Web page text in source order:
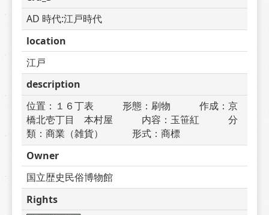
AD 時代:江戸時代
location
江戸
description
位置：１６丁表　　　形態：刷物　　　作成：京
橋北壱丁目　本村屋　　　内容：玉笹紅　　　分
類：商業（雑貨）　　　形式：商標
Owner
国立歴史民俗博物館
Rights